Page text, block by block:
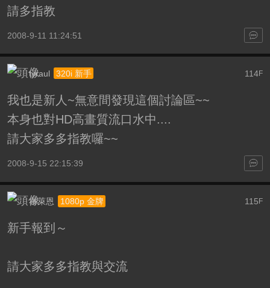
請多指教
2008-9-11 11:24:51
114F
tyraul 320i 新手
我也是新人~無意間發現這個討論區~~
本身也對HD高畫質流口水中....
請大家多多指教囉~~
2008-9-15 22:15:39
115 F
布萊恩 1080p 金牌
新手報到～
請大家多多指教與交流